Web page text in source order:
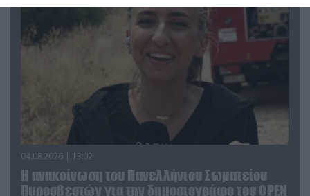
04.08.2026 | 13:02
Η ανακοίνωση του Πανελλήνιου Σωματείου
Πυροσβεστών για την δημοσιογράφο του OPEN